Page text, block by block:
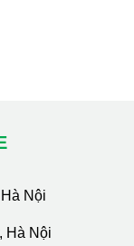
Nội
Hà Nội